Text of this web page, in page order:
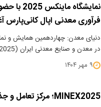
نمایشگاه
فرآوری معدنی اپال کانی‌پارس
دنیای معدن: چهاردهمین همایش و
در معدن و صنایع معدنی ایران (MINEX2025) امروز(…
۹ مهر ۱۴۰۴
MINEX2025؛ مرکز تعامل و جذب سرمایه معدنی